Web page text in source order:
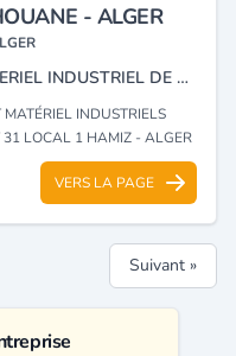
- ALGER
VENTE ET FOURNITURE DE MATERIEL INDUSTRIEL DE QUALITE : COMPRESSEURS, MOTEURS ELECTRIQUES, COMPOSANTS ET PIECES PNEUMATIQUES POUR TOUS VOS BESOINS INDUSTRIELS.
INDUSTRIELS
31 LOCAL 1 HAMIZ - ALGER
VERS LA PAGE
Suivant »